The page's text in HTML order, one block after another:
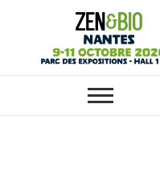
Salon ZEN
Nantes
SALON ZEN & BIO
VOTRE SALON BIO,
ET HABITAT